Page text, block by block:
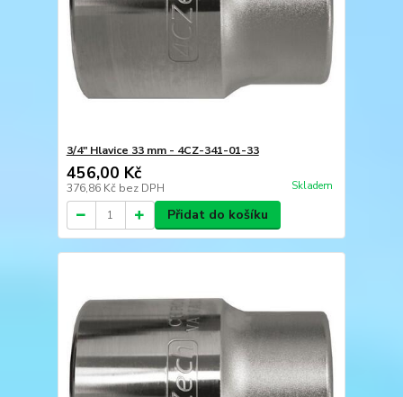
3/4" Hlavice 33 mm - 4CZ-341-01-33
456,00 Kč
376,86 Kč bez DPH Skladem
Přidat do košíku